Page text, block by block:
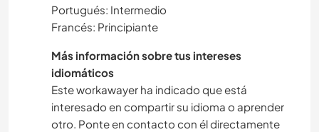
SOSTENIBILIDAD
MASCOTAS
AGRICULTURA
CUIDADO DE PLANTAS
Portugués: Intermedio
Francés: Principiante
Más información sobre tus intereses
idiomáticos
Este workawayer ha indicado que está
interesado en compartir su idioma o aprender
otro. Ponte en contacto con él directamente